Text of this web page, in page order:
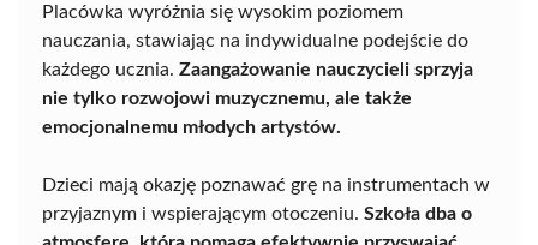
Placówka wyróżnia się wysokim poziomem
nauczania, stawiając na indywidualne podejście do
każdego ucznia. Zaangażowanie nauczycieli sprzyja
nie tylko rozwojowi muzycznemu, ale także
emocjonalnemu młodych artystów.
Dzieci mają okazję poznawać grę na instrumentach w
przyjaznym i wspierającym otoczeniu. Szkoła dba o